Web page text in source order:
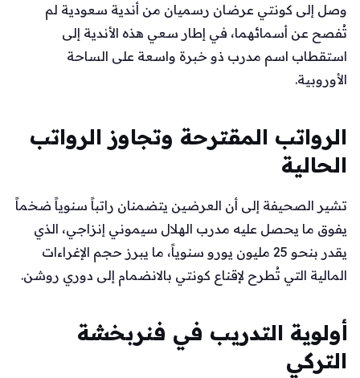
وصل إلى كونتي عرضان رسميان من أندية سعودية لم
تُفصح عن أسمائهما، في إطار سعي هذه الأندية إلى
استقطاب اسم مدرب ذو خبرة واسعة على الساحة
الأوروبية.
الرواتب المقترحة وتجاوز الرواتب
الحالية
تشير الصحيفة إلى أن العرضين يتضمنان راتباً سنوياً ضخماً
يفوق ما يحصل عليه مدرب الهلال سيموني إنزاجي، الذي
يقدر بنحو 25 مليون يورو سنوياً، ما يبرز حجم الإغراءات
المالية التي تُطرح لإقناع كونتي بالانضمام إلى دوري روشن.
أولوية التدريب في فنربخشة
التركي